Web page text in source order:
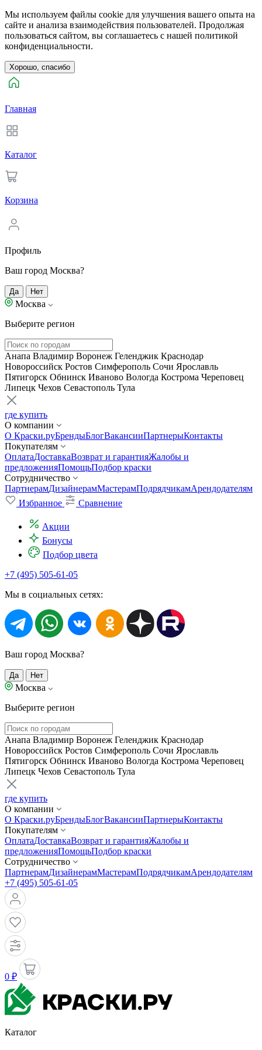
Мы используем файлы cookie для улучшения вашего опыта на
сайте и анализа взаимодействия пользователей. Продолжая
пользоваться сайтом, вы соглашаетесь с нашей политикой
конфиденциальности.
Хорошо, спасибо
Главная
Каталог
Корзина
Профиль
Ваш город Москва?
Да Нет
Москва
Выберите регион
Анапа Владимир Воронеж Геленджик Краснодар
Новороссийск Ростов Симферополь Сочи Ярославль
Пятигорск Обнинск Иваново Вологда Кострома Череповец
Липецк Чехов Севастополь Тула
где купить
О компании
О Краски.руБрендыБлогВакансииПартнерыКонтакты
Покупателям
ОплатаДоставкаВозврат и гарантияЖалобы и
предложенияПомощьПодбор краски
Сотрудничество
ПартнерамДизайнерамМастерамПодрядчикамАрендодателям
Избранное
Сравнение
Акции
Бонусы
Подбор цвета
+7 (495) 505-61-05
Мы в социальных сетях:
Ваш город Москва?
Да Нет
Москва
Выберите регион
Анапа Владимир Воронеж Геленджик Краснодар
Новороссийск Ростов Симферополь Сочи Ярославль
Пятигорск Обнинск Иваново Вологда Кострома Череповец
Липецк Чехов Севастополь Тула
где купить
О компании
О Краски.руБрендыБлогВакансииПартнерыКонтакты
Покупателям
ОплатаДоставкаВозврат и гарантияЖалобы и
предложенияПомощьПодбор краски
Сотрудничество
ПартнерамДизайнерамМастерамПодрядчикамАрендодателям
+7 (495) 505-61-05
0 ₽
Каталог